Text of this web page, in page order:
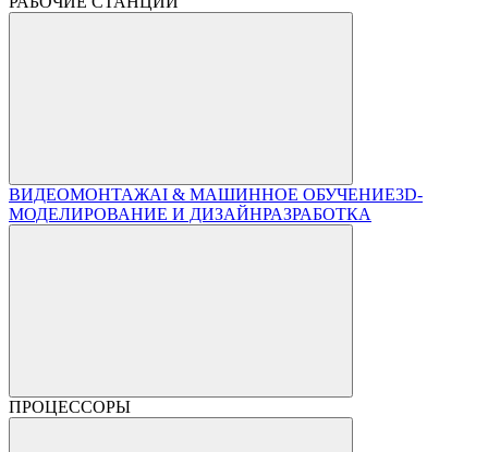
ВИДЕОМОНТАЖAI & МАШИННОЕ ОБУЧЕНИЕ3D-
МОДЕЛИРОВАНИЕ И ДИЗАЙНРАЗРАБОТКА
ПРОЦЕССОРЫ